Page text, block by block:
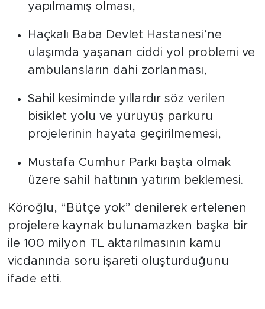
yapılmamış olması,
Haçkalı Baba Devlet Hastanesi’ne
ulaşımda yaşanan ciddi yol problemi ve
ambulansların dahi zorlanması,
Sahil kesiminde yıllardır söz verilen
bisiklet yolu ve yürüyüş parkuru
projelerinin hayata geçirilmemesi,
Mustafa Cumhur Parkı başta olmak
üzere sahil hattının yatırım beklemesi.
Köroğlu, “Bütçe yok” denilerek ertelenen
projelere kaynak bulunamazken başka bir
ile 100 milyon TL aktarılmasının kamu
vicdanında soru işareti oluşturduğunu
ifade etti.